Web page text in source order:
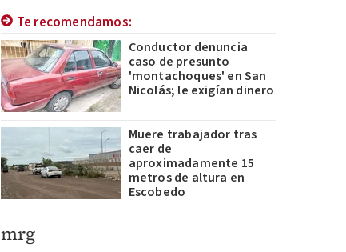
Te recomendamos:
Conductor denuncia
caso de presunto
'montachoques' en San
Nicolás; le exigían dinero
Muere trabajador tras
caer de
aproximadamente 15
metros de altura en
Escobedo
mrg